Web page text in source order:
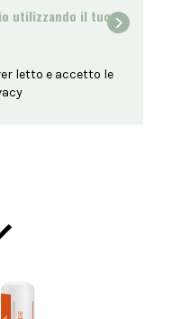
utilizzando il tuo
letto e accetto le